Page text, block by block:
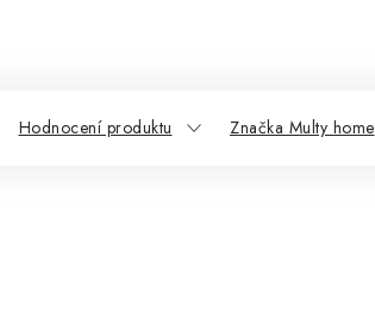
Hodnocení produktu Značka Multy home